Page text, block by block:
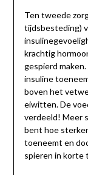
Ten tweede
tijdsbesteding)
krachtig
gespierd
insuline
boven het
eiwitten. De
verdeeld! Meer
bent hoe
toeneemt en
spieren in korte